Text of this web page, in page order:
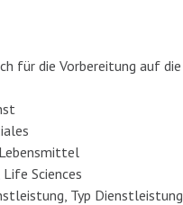
für die Vorbereitung auf
Sciences
Typ Dienstleistung